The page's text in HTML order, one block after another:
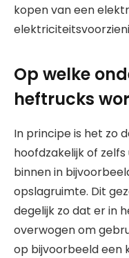
kopen van een
Op welke
heftrucks
In principe is het zo
hoofdzakelijk of
binnen in
opslagruimte. Dit
degelijk zo dat er in
overwogen om
op bijvoorbeeld een